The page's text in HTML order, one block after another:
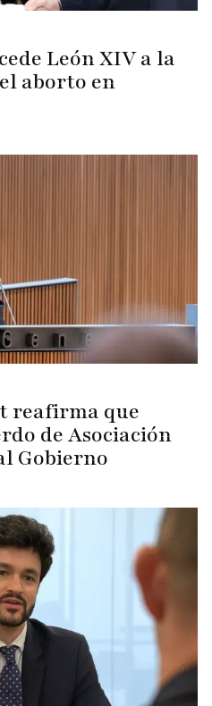
León XIV a la
aborto en
reafirma que
de Asociación
Gobierno